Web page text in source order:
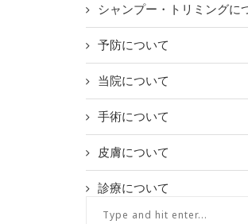
シャンプー・トリミングに
予防について
当院について
手術について
皮膚について
診療について